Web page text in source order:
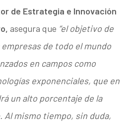
de Estrategia e Innovación
asegura que “el objetivo de
de todo el mundo
en campos como
exponenciales, que en
un alto porcentaje de la
Al mismo tiempo, sin duda,